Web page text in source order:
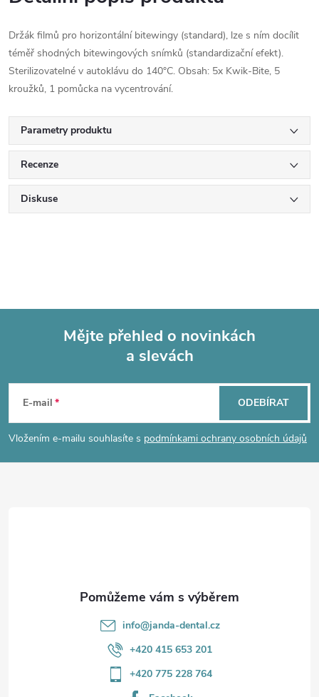
Držák filmů pro horizontální bitewingy (standard), lze s ním docílit
téměř shodných bitewingových snímků (standardizační efekt).
Sterilizovatelné v autoklávu do 140°C. Obsah: 5x Kwik-Bite, 5
kroužků, 1 pomůcka na vycentrování.
Parametry produktu
Recenze
Diskuse
p
a
Mějte přehled o novinkách
a slevách
E-mail
Vložením e-mailu souhlasíte s podmínkami ochrany osobních údajů
ODEBÍRAT
info@janda-dental.cz
+420 415 653 201
+420 775 228 764